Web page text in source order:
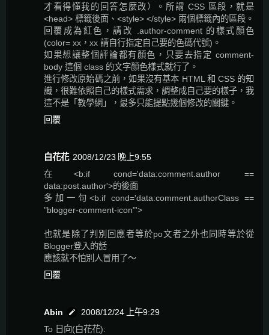
才看得懂我的回答怎麼改）。所謂 CSS 區段，就是
<head> 標籤後面、<style> </style> 兩個標籤內的區段。
回覆成為紅色，請改 .author-comment 的樣式顏色
(color= xx，xx 請自行指定自己要的色碼代號)。
如果想讓整個評論都有顏色，只要去指定 comment-
body 這個 class 的文字顏色樣式就行了。
進行修改原始碼之前，如果沒有基本 HTML 和 CSS 的知
識，很難依照自己的樣式需求，調整成自己要的樣子，我
這不是「教學網」，最多只能提點幾個修改的關鍵。
回覆
白花花 2008/12/23 晚上9:55
在<b:if cond='data:comment.author ==
data:post.author'>的後面
多加一句<b:if cond='data:comment.authorClass ==
"blogger-comment-icon"'>
也就是除了判別回應者等於po文者之外也同時等於從
Blogger登入的話
應該就不怕別人冒用了～
回覆
Abin
2008/12/24 上午9:29
To 日向(白花花):